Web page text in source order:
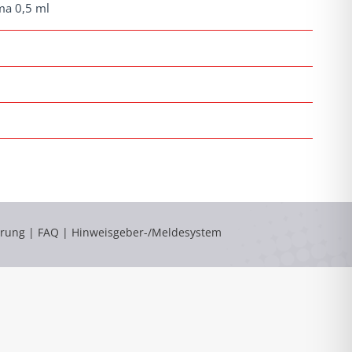
0,5 ml
| FAQ | Hinweisgeber-/Meldesystem